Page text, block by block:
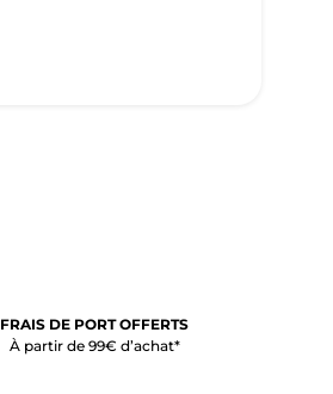
FRAIS DE PORT OFFERTS
À partir de 99€ d’achat*